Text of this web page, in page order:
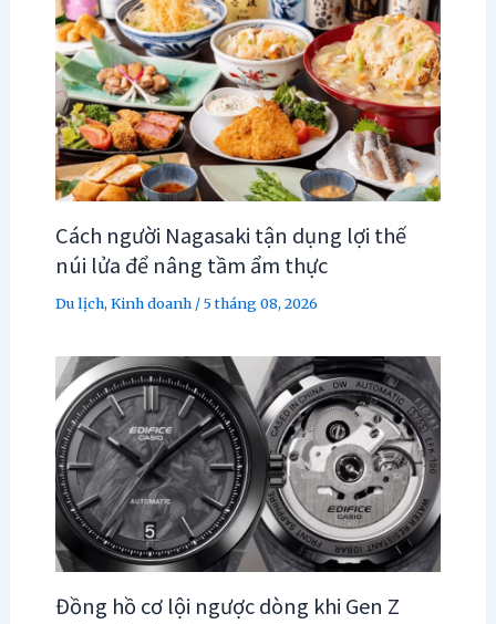
Cách người Nagasaki tận dụng lợi thế
núi lửa để nâng tầm ẩm thực
Du lịch, Kinh doanh/5 tháng 08, 2026
Đồng hồ cơ lội ngược dòng khi Gen Z